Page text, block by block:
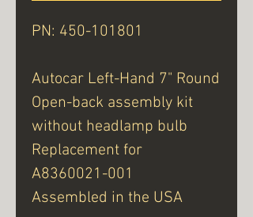
PN: 450-101801
Autocar Left-Hand 7" Round
Open-back assembly kit
without headlamp bulb
Replacement for
A8360021-001
Assembled in the USA